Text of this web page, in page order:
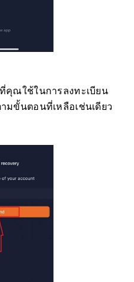
คุณใช้ในการลงทะเบียน
ขั้นตอนที่เหลือเช่นเดียว